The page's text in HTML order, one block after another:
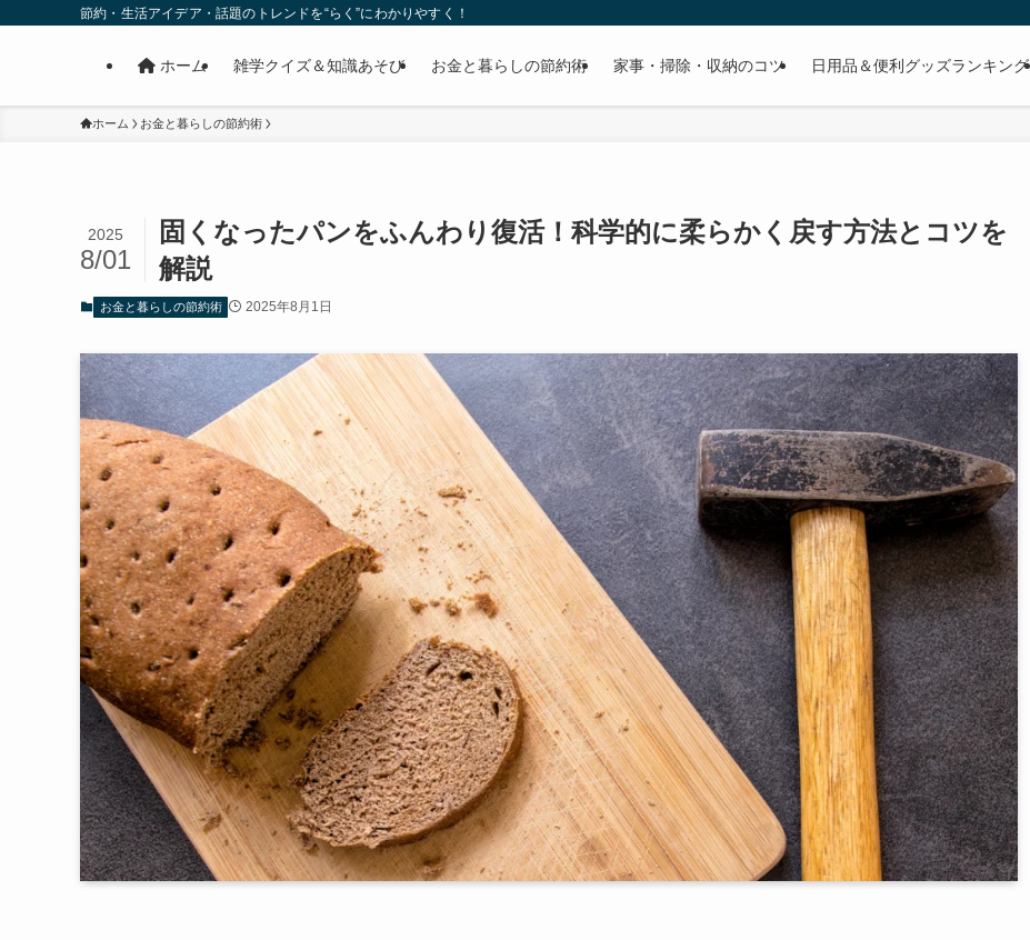
節約・生活アイデア・話題のトレンドを“らく”にわかりやすく！
ホーム 雑学クイズ＆知識あそび お金と暮らしの節約術 家事・掃除・収納のコツ 日用品＆便利グッズランキング
ホーム お金と暮らしの節約術
固くなったパンをふんわり復活！科学的に柔らかく戻す方法とコツを
解説
2025
8/01
お金と暮らしの節約術 2025年8月1日